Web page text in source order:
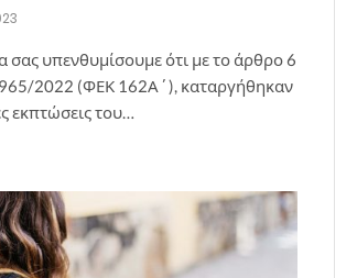
σας υπενθυμίσουμε ότι με το άρθρο 6
2022 (ΦΕΚ 162Α΄), καταργήθηκαν
εκπτώσεις του…